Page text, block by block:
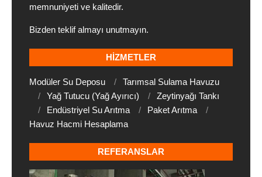
memnuniyeti ve kalitedir.
Bizden teklif almayı unutmayın.
HIZMETLER
Modüler Su Deposu
Tarımsal Sulama Havuzu
Yağ Tutucu (Yağ Ayırıcı)
Zeytinyağı Tankı
Endüstriyel Su Arıtma
Paket Arıtma
Havuz Hacmi Hesaplama
REFERANSLAR